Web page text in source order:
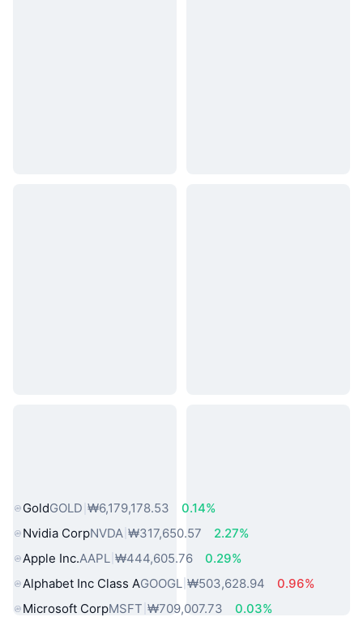
GoldGOLD ₩6,179,178.53
0.14%
Nvidia CorpNVDA ₩317,650.57
2.27%
Apple Inc.AAPL ₩444,605.76
0.29%
Alphabet Inc Class AGOOGL ₩503,628.94
0.96%
Microsoft CorpMSFT ₩709,007.73
0.03%